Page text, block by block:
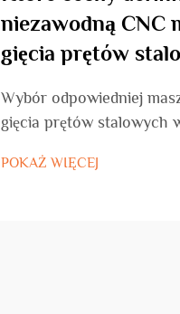
niezawodną CNC
gięcia prętów
Wybór odpowiedniej
gięcia prętów stalowych
decydujących o
POKAŻ WIĘCEJ